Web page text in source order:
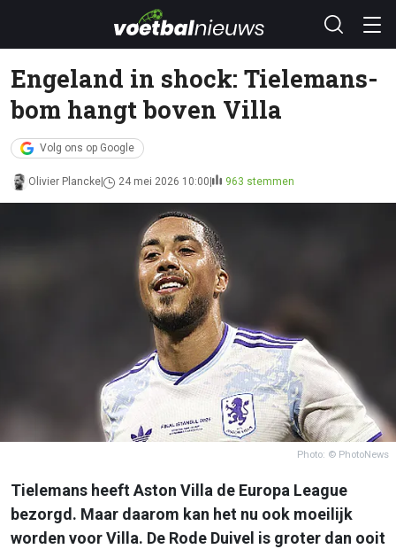
Engeland in shock: Tielemans-
bom hangt boven Villa
Volg ons op Google
Olivier Plancke 24 mei 2026 10:00 963 stemmen
Photo: © PhotoNews
Tielemans heeft Aston Villa de Europa League
bezorgd. Maar daarom kan het nu ook moeilijk
worden voor Villa. De Rode Duivel is groter dan ooit